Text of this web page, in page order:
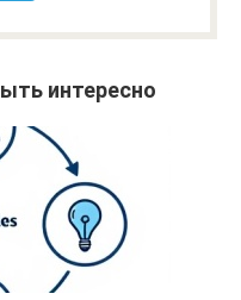
интересно